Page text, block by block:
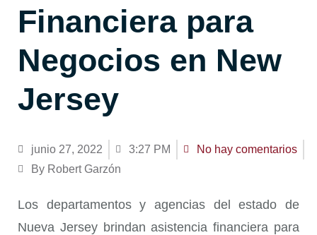
Financiera para
Negocios en New
Jersey
junio 27, 2022 3:27 PM
No hay comentarios
By Robert Garzón
Los departamentos y agencias del estado de
Nueva Jersey brindan asistencia financiera para